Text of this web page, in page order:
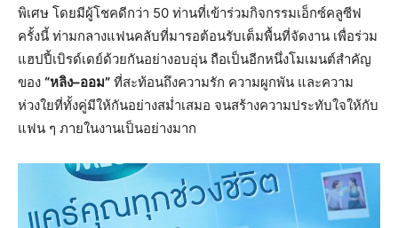
พิเศษ โดยมีผู้โชคดีกว่า 50 ท่านที่เข้าร่วมกิจกรรมเอ็กซ์คลูซีฟ
ครั้งนี้ ท่ามกลางแฟนคลับที่มารอต้อนรับเต็มพื้นที่จัดงาน เพื่อร่วม
แฮปปี้เบิรด์เดย์ด้วยกันอย่างอบอุ่น ถือเป็นอีกหนึ่งโมเมนต์สำคัญ
ของ “หลิง–ออม” ที่สะท้อนถึงความรัก ความผูกพัน และความ
ห่วงใยที่ทั้งคู่มีให้กันอย่างสม่ำเสมอ จนสร้างความประทับใจให้กับ
แฟน ๆ ภายในงานเป็นอย่างมาก